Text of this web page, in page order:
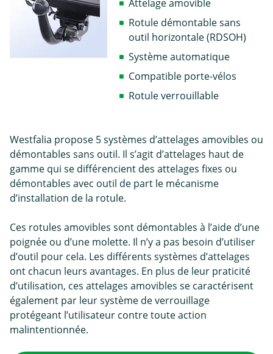
Attelage amovible
Rotule démontable sans
outil horizontale (RDSOH)
Système automatique
Compatible porte-vélos
Rotule verrouillable
Westfalia propose 5 systèmes d’attelages amovibles ou
démontables sans outil. Il s’agit d’attelages haut de
gamme qui se différencient des attelages fixes ou
démontables avec outil de part le mécanisme
d’installation de la rotule.
Ces rotules amovibles sont démontables à l’aide d’une
poignée ou d’une molette. Il n’y a pas besoin d’utiliser
d’outil pour cela. Les différents systèmes d’attelages
ont chacun leurs avantages. En plus de leur praticité
d’utilisation, ces attelages amovibles se caractérisent
également par leur système de verrouillage
protégeant l’utilisateur contre toute action
malintentionnée.